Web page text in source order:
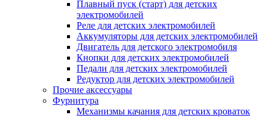
Плавный пуск (старт) для детских
электромобилей
Реле для детских электромобилей
Аккумуляторы для детских электромобилей
Двигатель для детского электромобиля
Кнопки для детских электромобилей
Педали для детских электромобилей
Редуктор для детских электромобилей
Прочие аксессуары
Фурнитура
Механизмы качания для детских кроваток